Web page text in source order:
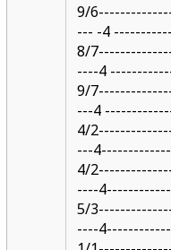
9/
--- -4
8/
----4
9/
---4
4/
---
4/
----
5/
----